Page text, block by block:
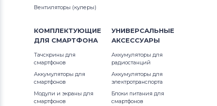
Вентиляторы (кулеры)
КОМПЛЕКТУЮЩИЕ
ДЛЯ СМАРТФОНА
Тачскрины для
смартфонов
Аккумуляторы для
смартфонов
Модули и экраны для
смартфонов
УНИВЕРСАЛЬНЫЕ
АКСЕССУАРЫ
Аккумуляторы для
радиостанций
Аккумуляторы для
электротранспорта
Блоки питания для
смартфонов